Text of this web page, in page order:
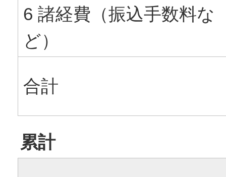
6 諸経費（振込手数料な
ど）
合計
累計